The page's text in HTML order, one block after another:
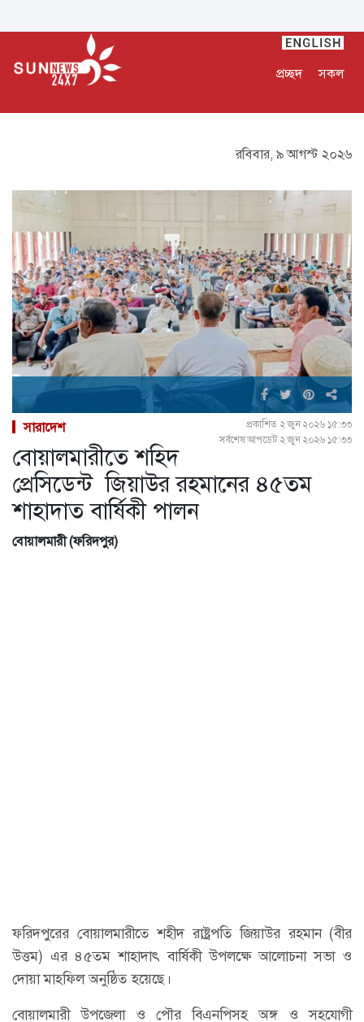
প্রচ্ছদ সকল
রবিবার, ৯ আগস্ট ২০২৬
সারাদেশ
প্রকাশিত ২ জুন ২০২৬ ১৫:৩৩
সর্বশেষ আপডেট ২ জুন ২০২৬ ১৫:৩৩
বোয়ালমারীতে শহিদ
প্রেসিডেন্ট জিয়াউর রহমানের ৪৫তম
শাহাদাত বার্ষিকী পালন
বোয়ালমারী (ফরিদপুর)
ফরিদপুরের বোয়ালমারীতে শহীদ রাষ্ট্রপতি জিয়াউর রহমান (বীর
উত্তম) এর ৪৫তম শাহাদাৎ বার্ষিকী উপলক্ষে আলোচনা সভা ও
দোয়া মাহফিল অনুষ্ঠিত হয়েছে।
বোয়ালমারী উপজেলা ও পৌর বিএনপিসহ অঙ্গ ও সহযোগী